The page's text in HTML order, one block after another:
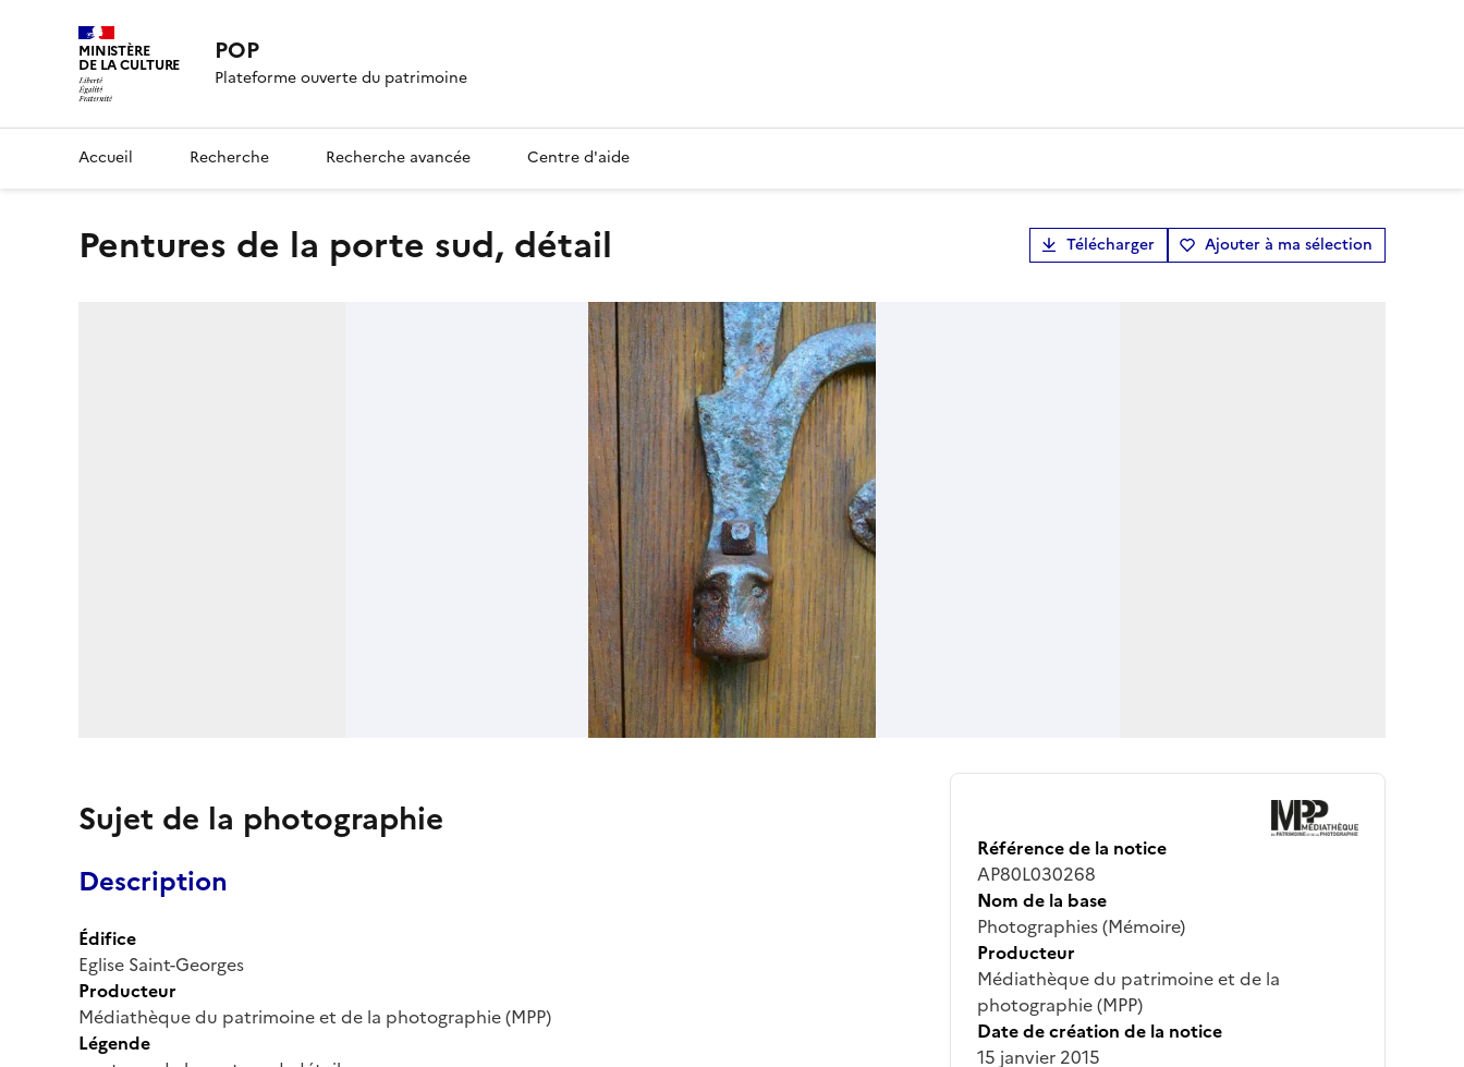
MINISTÈRE
DE LA CULTURE POP
Plateforme ouverte du patrimoine
Accueil Recherche Recherche avancée Centre d'aide
pentures de la porte sud, détail Télécharger Ajouter à ma sélection
Sujet de la photographie
Description
Édifice
Eglise Saint-Georges
Producteur
Médiathèque du patrimoine et de la photographie (MPP)
Légende
Référence de la notice
AP80L030268
Nom de la base
Photographies (Mémoire)
Producteur
Médiathèque du patrimoine et de la
photographie (MPP)
Date de création de la notice
15 janvier 2015